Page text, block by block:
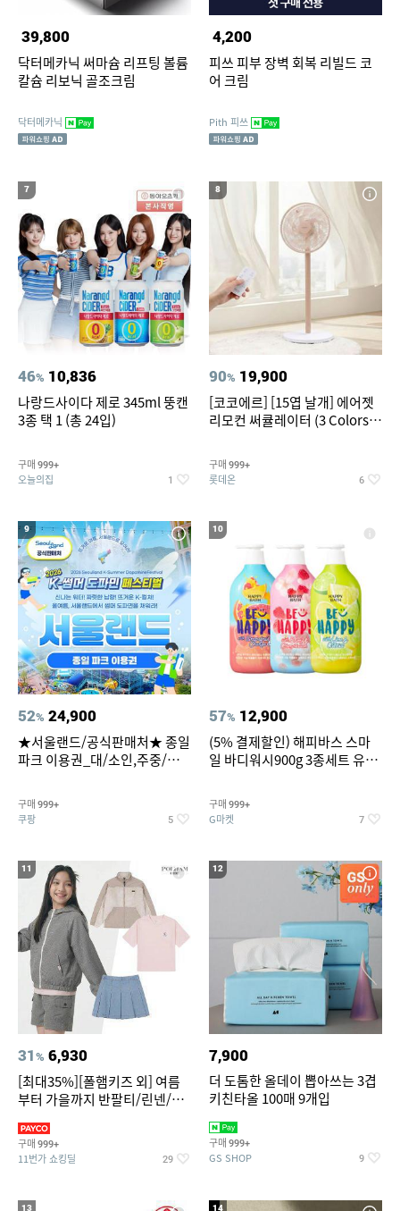
39,800
닥터메카닉 써마슘 리프팅 볼륨
칼슘 리보닉 골조크림
닥터메카닉
4,200
피쓰 피부 장벽 회복 리빌드 코
어 크림
Pith 피쓰
7
46% 10,836
나랑드사이다 제로 345ml 뚱캔
3종 택 1 (총 24입)
구매 999+
오늘의집 1
8
90% 19,900
[코코에르] [15엽 날개] 에어젯
리모컨 써큘레이터 (3 Colors
구매 999+
롯데온 6
9
52% 24,900
★서울랜드/공식판매처★ 종일
파크 이용권_대/소인,주중/주
구매 999+
쿠팡 5
10
57% 12,900
(5% 결제할인) 해피바스 스마
일 바디워시900g 3종세트 유
구매 999+
G마켓 7
11
31% 6,930
[최대35%][폴햄키즈 외] 여름
부터 가을까지 반팔티/린넨/맨
구매 999+
11번가 쇼킹딜 29
12
7,900
더 도톰한 올데이 뽑아쓰는 3겹
키친타올 100매 9개입
구매 999+
GS SHOP 9
13 14